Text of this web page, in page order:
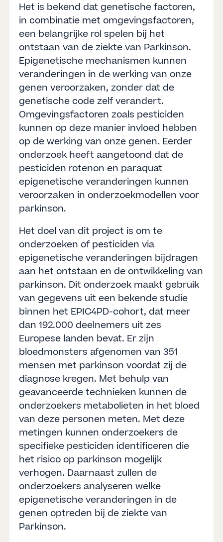
Het is bekend dat genetische factoren,
in combinatie met omgevingsfactoren,
een belangrijke rol spelen bij het
ontstaan van de ziekte van Parkinson.
Epigenetische mechanismen kunnen
veranderingen in de werking van onze
genen veroorzaken, zonder dat de
genetische code zelf verandert.
Omgevingsfactoren zoals pesticiden
kunnen op deze manier invloed hebben
op de werking van onze genen. Eerder
onderzoek heeft aangetoond dat de
pesticiden rotenon en paraquat
epigenetische veranderingen kunnen
veroorzaken in onderzoekmodellen voor
parkinson.
Het doel van dit project is om te
onderzoeken of pesticiden via
epigenetische veranderingen bijdragen
aan het ontstaan en de ontwikkeling van
parkinson. Dit onderzoek maakt gebruik
van gegevens uit een bekende studie
binnen het EPIC4PD-cohort, dat meer
dan 192.000 deelnemers uit zes
Europese landen bevat. Er zijn
bloedmonsters afgenomen van 351
mensen met parkinson voordat zij de
diagnose kregen. Met behulp van
geavanceerde technieken kunnen de
onderzoekers metabolieten in het bloed
van deze personen meten. Met deze
metingen kunnen onderzoekers de
specifieke pesticiden identificeren die
het risico op parkinson mogelijk
verhogen. Daarnaast zullen de
onderzoekers analyseren welke
epigenetische veranderingen in de
genen optreden bij de ziekte van
Parkinson.